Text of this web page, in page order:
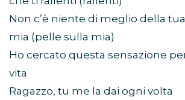
Non c’è niente di meglio della
mia (pelle sulla mia)
Ho cercato questa sensazione
vita
Ragazzo, tu me la dai ogni volta